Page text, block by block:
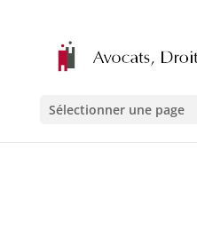
Sélectionner une page